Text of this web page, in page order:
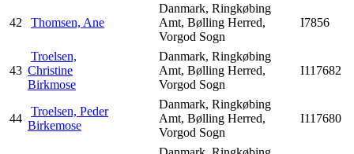
42 Thomsen, Ane
Danmark, Ringkøbing
Amt, Bølling Herred,
Vorgod Sogn
I7856
43
Troelsen,
Christine
Birkmose
Danmark, Ringkøbing
Amt, Bølling Herred,
Vorgod Sogn
I117682
44
Troelsen, Peder
Birkemose
Danmark, Ringkøbing
Amt, Bølling Herred,
Vorgod Sogn
I117680